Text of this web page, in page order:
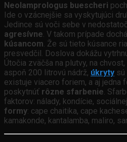
Neolamprologus buescheri
Ide o vzácnejšie sa vyskytujúci
Jedince sú voči sebe v
agresívne. V takom prípade
kúsancom. Že sú tieto kúsance
presvedčil. Doslova dokážu
Útočia zväčša na plutvy, na
aspoň 200 litrovú nádrž, úkryty sú
existuje viacero foriem, a aj jedna
poskytnúť rôzne sfarbenie.
faktorov: nálady, kondície,
formy: cape chaitika, cape
kamakonde, kantalamba, maliro,